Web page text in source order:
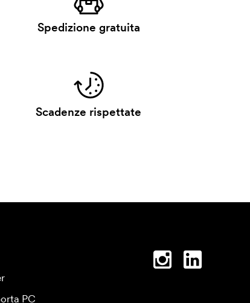
Spedizione gratuita
Scadenze rispettate
PC